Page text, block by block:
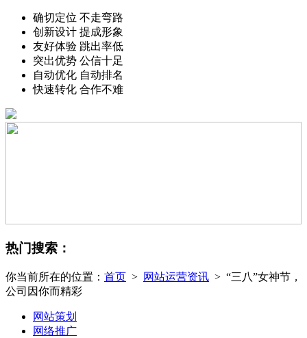
确切定位 不走弯路
创新设计 提成形象
友好体验 跳出率低
突出优势 公信十足
自动优化 自动排名
快速转化 合作不难
热门搜索：
你当前所在的位置： 首页 > 网站运营资讯 > “三八”女神节，
公司因你而精彩
网站策划
网络推广